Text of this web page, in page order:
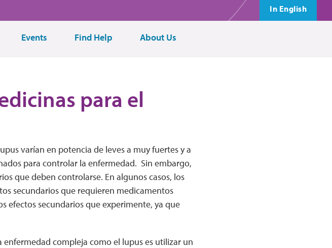
In English
Events Find Help About Us
para el
varían en potencia de leves a muy fuertes y a
para controlar la enfermedad. Sin embargo,
que deben controlarse. En algunos casos, los
secundarios que requieren medicamentos
efectos secundarios que experimente, ya que
compleja como el lupus es utilizar un